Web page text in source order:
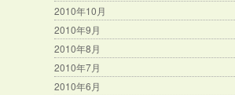
2010年10月
2010年9月
2010年8月
2010年7月
2010年6月